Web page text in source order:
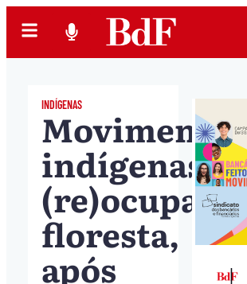
INDÍGENAS
Movimentos
indígenas
(re)ocupam
floresta,
após |